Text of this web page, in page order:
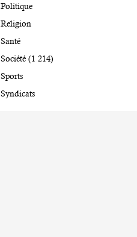
Politique
Religion
Santé
Société (1 214)
Sports
Syndicats